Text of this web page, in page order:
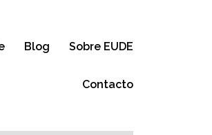
Blog Sobre EUDE
Contacto